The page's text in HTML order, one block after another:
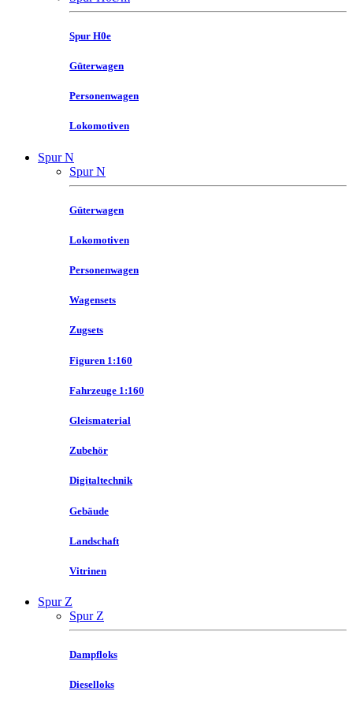
Spur H0e
Güterwagen
Personenwagen
Lokomotiven
Spur N
Spur N
Güterwagen
Lokomotiven
Personenwagen
Wagensets
Zugsets
Figuren 1:160
Fahrzeuge 1:160
Gleismaterial
Zubehör
Digitaltechnik
Gebäude
Landschaft
Vitrinen
Spur Z
Spur Z
Dampfloks
Dieselloks